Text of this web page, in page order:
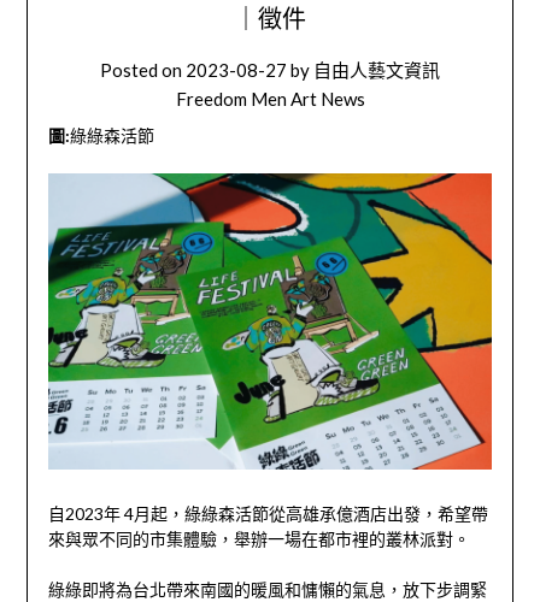
｜徵件
Posted on 2023-08-27 by 自由人藝文資訊
Freedom Men Art News
圖:綠綠森活節
自2023年 4月起，綠綠森活節從高雄承億酒店出發，希望帶
來與眾不同的市集體驗，舉辦一場在都市裡的叢林派對。
綠綠即將為台北帶來南國的暖風和慵懶的氣息，放下步調緊